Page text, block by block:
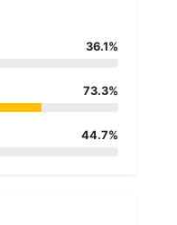
36.1%
73.3%
44.7%